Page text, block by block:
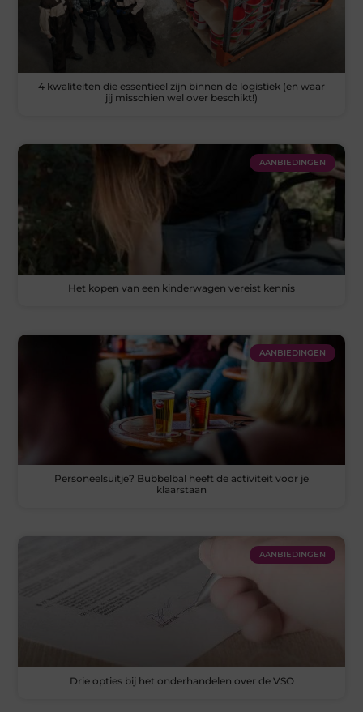
4 kwaliteiten die essentieel zijn binnen de logistiek (en waar
jij misschien wel over beschikt!)
AANBIEDINGEN
Het kopen van een kinderwagen vereist kennis
AANBIEDINGEN
Personeelsuitje? Bubbelbal heeft de activiteit voor je
klaarstaan
AANBIEDINGEN
Drie opties bij het onderhandelen over de VSO